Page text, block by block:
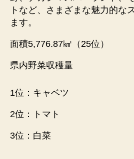
トなど、さまざまな魅力的な
ます。
面積5,776.87㎢（25位）
県内野菜収穫量
1位：キャベツ
2位：トマト
3位：白菜